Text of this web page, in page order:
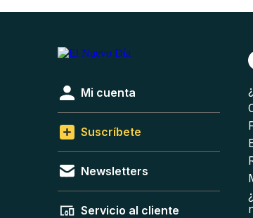
Mi cuenta
Suscríbete
Newsletters
Servicio al cliente